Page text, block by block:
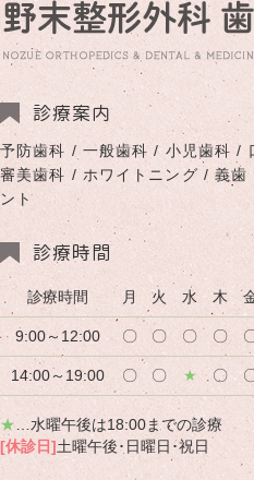
診療案内
予防歯科 / 一般歯科 / 小児歯科 /
審美歯科 / ホワイトニング / 義歯
ント
診療時間
診療時間 月 火 水 木
9:00～12:00 〇 〇 〇 〇
14:00～19:00 〇 〇 ★ 〇
★ …水曜午後は18:00までの診療
[休診日]土曜午後･日曜日･祝日